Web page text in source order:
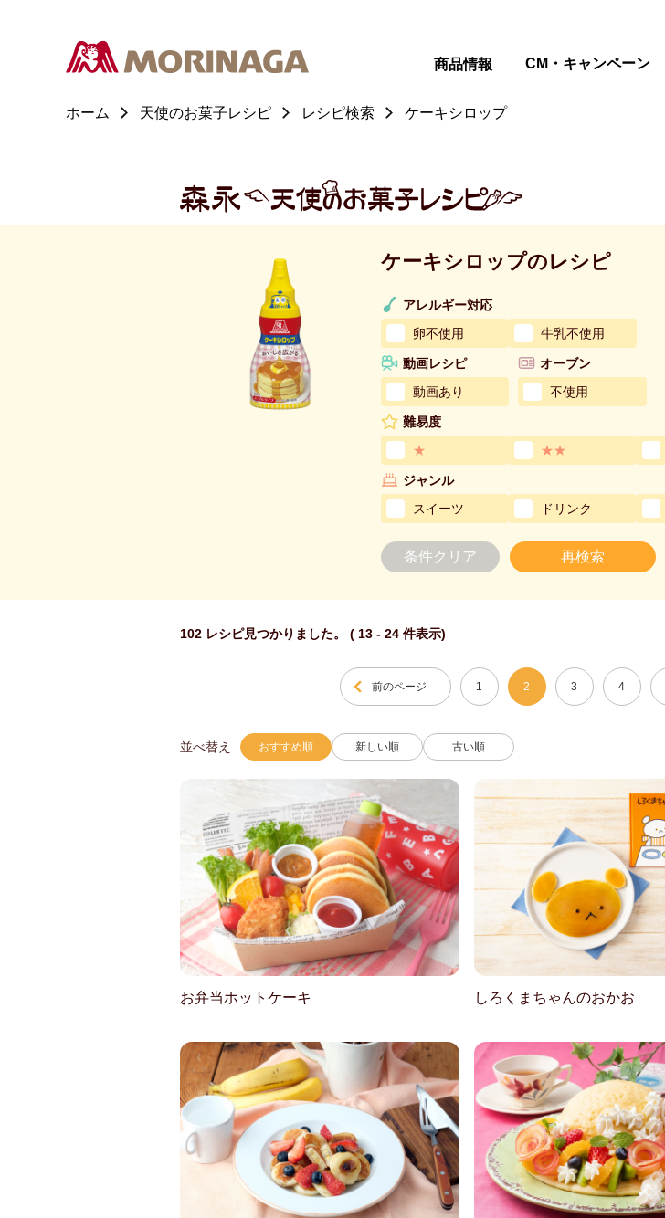
商品情報 CM・キャンペーン
ホーム 天使のお菓子レシピ レシピ検索 ケーキシロップ
ケーキシロップのレシピ
アレルギー対応
卵不使用
牛乳不使用
動画レシピ
動画あり
オーブン
不使用
難易度
★
★★
ジャンル
スイーツ
ドリンク
条件クリア 再検索
102 レシピ見つかりました。 ( 13 - 24 件表示)
前のページ 1 2 3 4
並べ替え おすすめ順 新しい順 古い順
お弁当ホットケーキ しろくまちゃんのおかお